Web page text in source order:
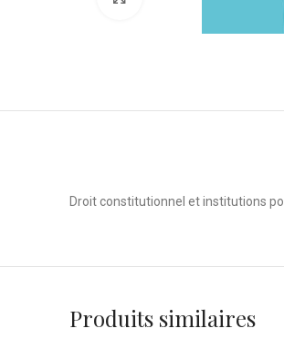
Droit constitutionnel et institutions po
Produits similaires